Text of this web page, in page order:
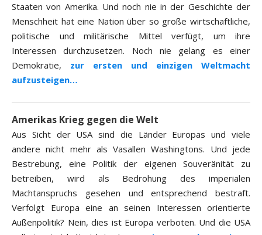
Staaten von Amerika. Und noch nie in der Geschichte der
Menschheit hat eine Nation über so große wirtschaftliche,
politische und militärische Mittel verfügt, um ihre
Interessen durchzusetzen. Noch nie gelang es einer
Demokratie, zur ersten und einzigen Weltmacht
aufzusteigen…
Amerikas Krieg gegen die Welt
Aus Sicht der USA sind die Länder Europas und viele
andere nicht mehr als Vasallen Washingtons. Und jede
Bestrebung, eine Politik der eigenen Souveränität zu
betreiben, wird als Bedrohung des imperialen
Machtanspruchs gesehen und entsprechend bestraft.
Verfolgt Europa eine an seinen Interessen orientierte
Außenpolitik? Nein, dies ist Europa verboten. Und die USA